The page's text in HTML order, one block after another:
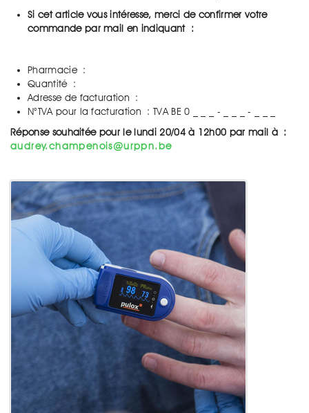
Si cet article vous intéresse, merci de confirmer votre
commande par mail en indiquant :
Pharmacie :
Quantité :
Adresse de facturation :
N°TVA pour la facturation : TVA BE 0 _ _ _ - _ _ _ - _ _ _
Réponse souhaitée pour le lundi 20/04 à 12h00 par mail à :
audrey.champenois@urppn.be